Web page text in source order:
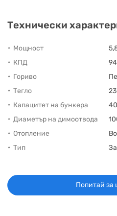
Технически
Мощност
КПД
Гориво
Тегло
Капацитет на бункера
Диаметър на димоотвода
Отопление
Тип
Попитай за